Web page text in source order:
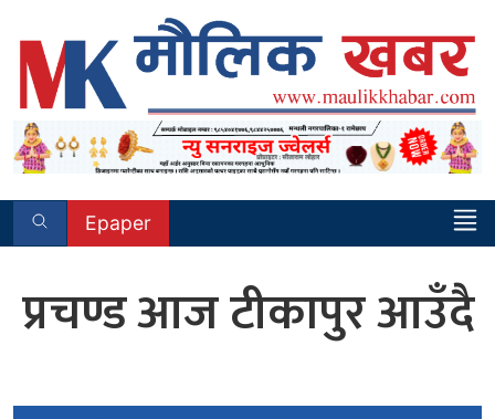
content
Epaper
प्रचण्ड आज टीकापुर आउँदै